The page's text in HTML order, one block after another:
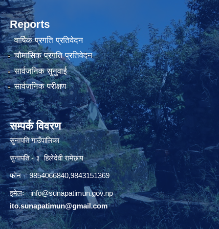
Reports
वार्षिक प्रगति प्रतिवेदन
चौमासिक प्रगति प्रतिवेदन
सार्वजनिक सुनुवाई
सार्वजनिक परीक्षण
सम्पर्क विवरण
सुनापति गाउँपालिका
सुनापति - ३ हिलेदेवी रामेछाप
फोन ः 9854066840,9843151369
इमेलः info@sunapatimun.gov.np
ito.sunapatimun@gmail.com